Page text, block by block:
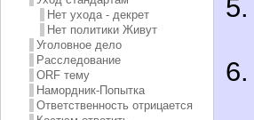
Нет ухода - декрет
Нет политики Живут
Уголовное дело
Расследование
ORF тему
Намордник-Попытка
Ответственность отрицается